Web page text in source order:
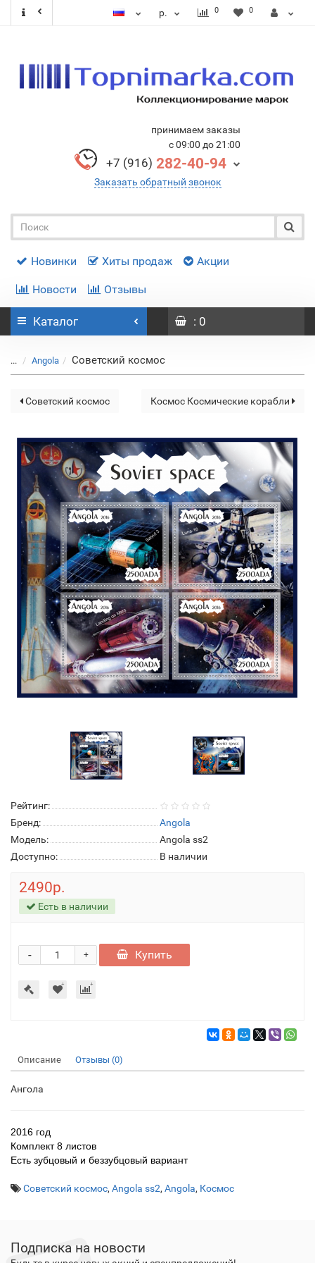
р. 0 0
принимаем заказы
с 09:00 до 21:00
+7 (916) 282-40-94
Заказать обратный звонок
Новинки Хиты продаж Акции
Новости Отзывы
Каталог : 0
... Angola Советский космос
Советский космос Космос Космические корабли
Рейтинг:
Бренд:
Angola
Модель:
Angola ss2
Доступно:
В наличии
2490р.
Есть в наличии
+
- Купить
Описание Отзывы (0)
Ангола
2016 год
Комплект 8 листов
Есть зубцовый и беззубцовый вариант
Советский космос, Angola ss2, Angola, Космос
Подписка на новости